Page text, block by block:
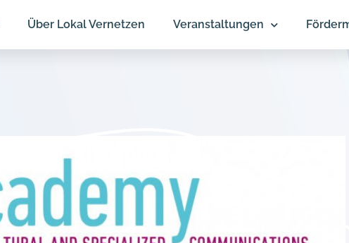
Über Lokal Vernetzen Veranstaltungen